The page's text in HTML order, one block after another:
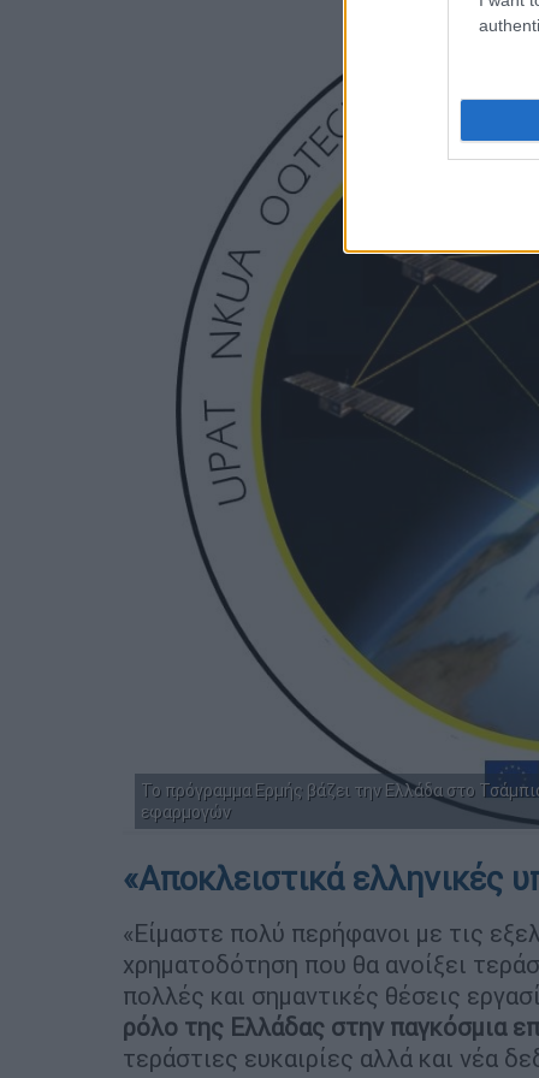
Το πρόγραμμα Ερμής βάζει την Ελλάδα στο
εφαρμογών
«Αποκλειστικά ελληνικές
«Είμαστε πολύ περήφανοι με τις
χρηματοδότηση που θα ανοίξει
πολλές και σημαντικές θέσεις
ρόλο της Ελλάδας στην παγκόσμια
τεράστιες ευκαιρίες αλλά και νέα